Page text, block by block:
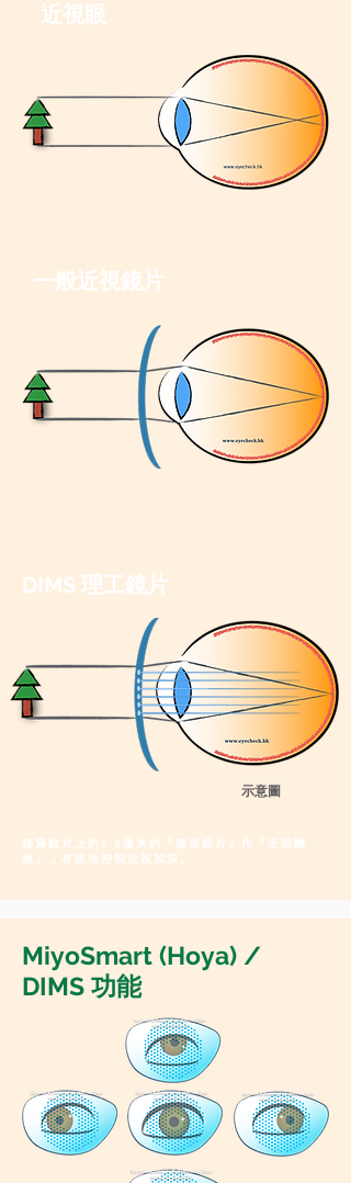
​近視眼
​一般近視鏡片
DIMS 理工鏡片
​示意圖
佈滿鏡片上的0.8微米的 『 微形鏡片 』作『近視離
焦』，有效地控制近視加深。
MiyoSmart (Hoya) /
DIMS 功能